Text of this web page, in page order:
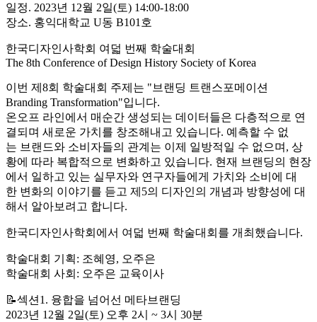
일정. 2023년 12월 2일(토) 14:00-18:00
장소. 홍익대학교 U동 B101호
한국디자인사학회 여덟 번째 학술대회
The 8th Conference of Design History Society of Korea
이번 제8회 학술대회 주제는 "브랜딩 트랜스포메이션
Branding Transformation"입니다.
온오프 라인에서 매순간 생성되는 데이터들은 다층적으로 연
결되며 새로운 가치를 창조해내고 있습니다. 예측할 수 없
는 브랜드와 소비자들의 관계는 이제 일방적일 수 없으며, 상
황에 따라 복합적으로 변화하고 있습니다. 현재 브랜딩의 현장
에서 일하고 있는 실무자와 연구자들에게 가치와 소비에 대
한 변화의 이야기를 듣고 제5의 디자인의 개념과 방향성에 대
해서 알아보려고 합니다.
한국디자인사학회에서 여덟 번째 학술대회를 개최했습니다.
학술대회 기획: 조혜영, 오주은
학술대회 사회: 오주은 교육이사
📝섹션1. 융합을 넘어선 메타브랜딩
2023년 12월 2일(토) 오후 2시 ~ 3시 30분